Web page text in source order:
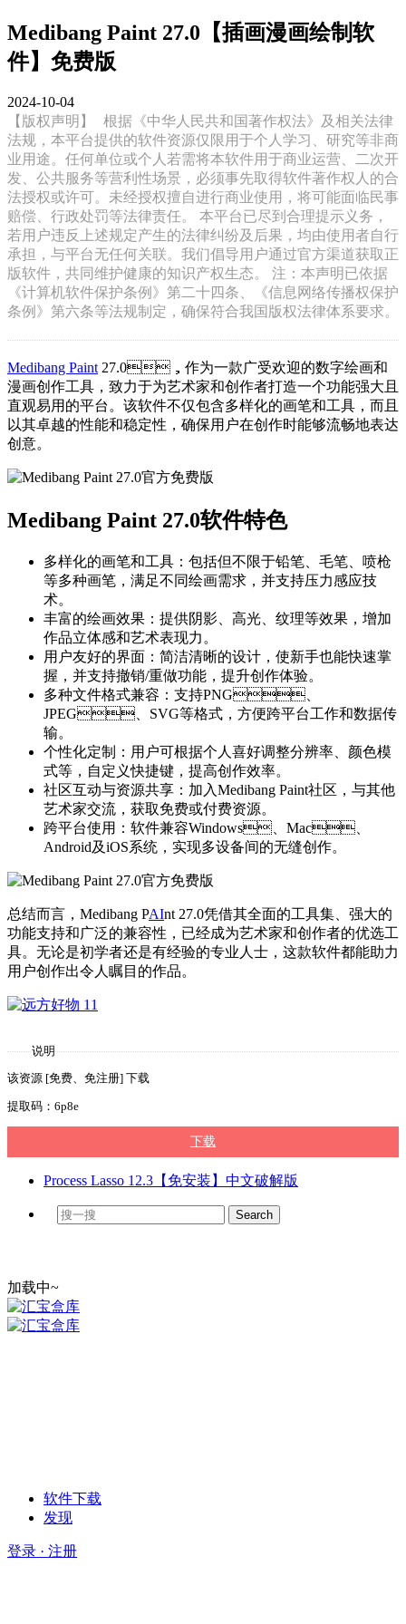
Medibang Paint 27.0【插画漫画绘制软
件】免费版
2024-10-04
【版权声明】
根据《中华人民共和国著作权法》及相关法律
法规，本平台提供的软件资源仅限用于个人学习、研究等非商
业用途。任何单位或个人若需将本软件用于商业运营、二次开
发、公共服务等营利性场景，必须事先取得软件著作权人的合
法授权或许可。未经授权擅自进行商业使用，将可能面临民事
赔偿、行政处罚等法律责任。 本平台已尽到合理提示义务，
若用户违反上述规定产生的法律纠纷及后果，均由使用者自行
承担，与平台无任何关联。我们倡导用户通过官方渠道获取正
版软件，共同维护健康的知识产权生态。 注：本声明已依据
《计算机软件保护条例》第二十四条、《信息网络传播权保护
条例》第六条等法规制定，确保符合我国版权法律体系要求。
Medibang Paint 27.0，作为一款广受欢迎的数字绘画和
漫画创作工具，致力于为艺术家和创作者打造一个功能强大且
直观易用的平台。该软件不仅包含多样化的画笔和工具，而且
以其卓越的性能和稳定性，确保用户在创作时能够流畅地表达
创意。
Medibang Paint 27.0软件特色
多样化的画笔和工具：包括但不限于铅笔、毛笔、喷枪
等多种画笔，满足不同绘画需求，并支持压力感应技
术。
丰富的绘画效果：提供阴影、高光、纹理等效果，增加
作品立体感和艺术表现力。
用户友好的界面：简洁清晰的设计，使新手也能快速掌
握，并支持撤销/重做功能，提升创作体验。
多种文件格式兼容：支持PNG、
JPEG、SVG等格式，方便跨平台工作和数据传
输。
个性化定制：用户可根据个人喜好调整分辨率、颜色模
式等，自定义快捷键，提高创作效率。
社区互动与资源共享：加入Medibang Paint社区，与其他
艺术家交流，获取免费或付费资源。
跨平台使用：软件兼容Windows、Mac、
Android及iOS系统，实现多设备间的无缝创作。
总结而言，Medibang PAInt 27.0凭借其全面的工具集、强大的
功能支持和广泛的兼容性，已经成为艺术家和创作者的优选工
具。无论是初学者还是有经验的专业人士，这款软件都能助力
用户创作出令人瞩目的作品。
说明
该资源 [免费、免注册] 下载
提取码：6p8e
下载
Process Lasso 12.3【免安装】中文破解版
加载中~
软件下载
发现
登录 · 注册